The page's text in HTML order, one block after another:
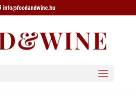
info@foodandwine.hu